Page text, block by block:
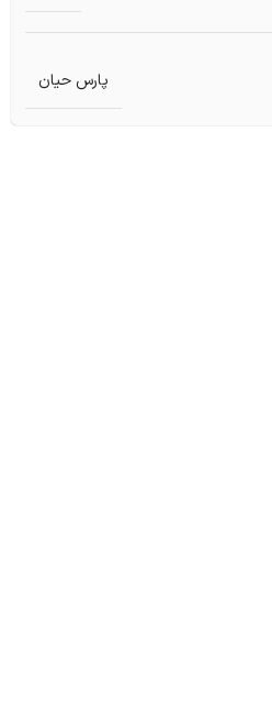
پارس حیان